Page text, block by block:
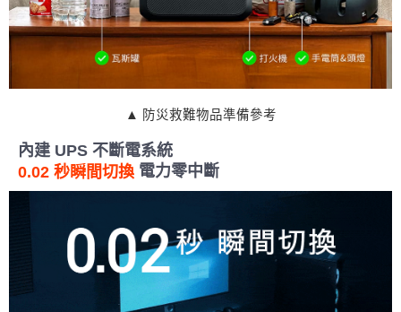
▲ 防災救難物品準備參考
內建 UPS 不斷電系統
0.02 秒瞬間切換 電力零中斷